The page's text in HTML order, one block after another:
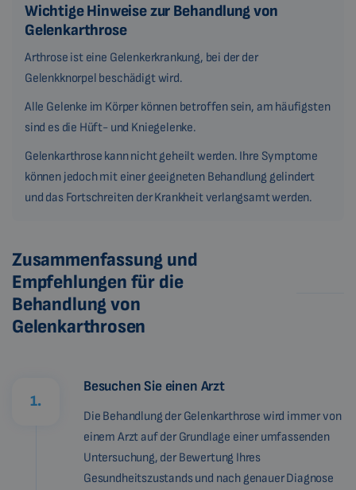
Wichtige Hinweise zur Behandlung von
Gelenkarthrose
Arthrose ist eine Gelenkerkrankung, bei der der
Gelenkknorpel beschädigt wird.
Alle Gelenke im Körper können betroffen sein, am häufigsten
sind es die Hüft- und Kniegelenke.
Gelenkarthrose kann nicht geheilt werden. Ihre Symptome
können jedoch mit einer geeigneten Behandlung gelindert
und das Fortschreiten der Krankheit verlangsamt werden.
Zusammenfassung und
Empfehlungen für die
Behandlung von
Gelenkarthrosen
1.
Besuchen Sie einen Arzt
Die Behandlung der Gelenkarthrose wird immer von
einem Arzt auf der Grundlage einer umfassenden
Untersuchung, der Bewertung Ihres
Gesundheitszustands und nach genauer Diagnose